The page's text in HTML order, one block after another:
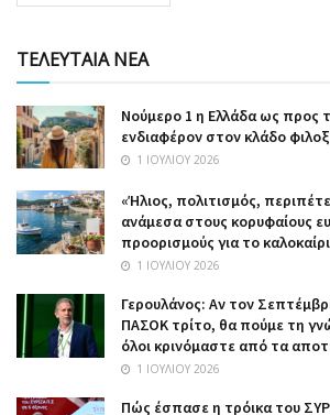
ΤΕΛΕΥΤΑΙΑ ΝΕΑ
Nούμερο 1 η Ελλάδα ως προς
ενδιαφέρον στον κλάδο
1 ΙΟΥΛΊΟΥ 2026
«Ήλιος, πολιτισμός,
ανάμεσα στους κορυφαίους
προορισμούς για το καλοκαίρι
1 ΙΟΥΛΊΟΥ 2026
Γερουλάνος: Αν τον
ΠΑΣΟΚ τρίτο, θα πούμε τη
όλοι κρινόμαστε από τα
1 ΙΟΥΛΊΟΥ 2026
Πώς έσπασε η τρόικα του